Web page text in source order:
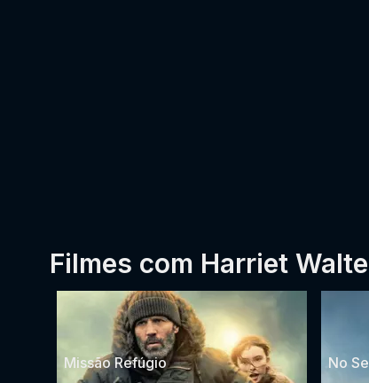
Filmes com Harriet
Missão Refúgio No